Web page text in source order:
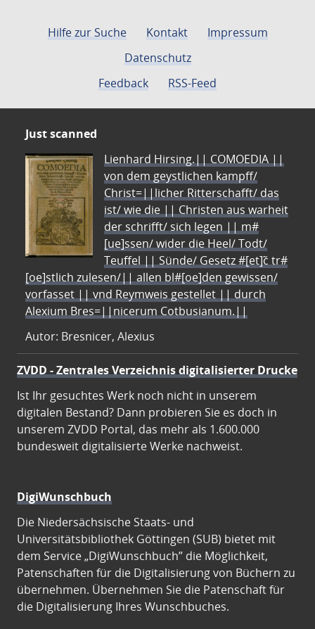
Hilfe zur Suche Kontakt
Impressum
Datenschutz
Feedback
RSS-Feed
Just scanned
Lienhard Hirsing.|| COMOEDIA ||
von dem geystlichen kampff/
Christ=||licher Ritterschafft/ das
ist/ wie die || Christen aus warheit
der schrifft/ sich legen || m#
[ue]ssen/ wider die Heel/ Todt/
Teuffel || Sünde/ Gesetz #[et]c̃ tr#
[oe]stlich zulesen/|| allen bl#[oe]den gewissen/
vorfasset || vnd Reymweis gestellet || durch
Alexium Bres=||nicerum Cotbusianum.||
Autor: Bresnicer, Alexius
ZVDD - Zentrales Verzeichnis digitalisierter Drucke
Ist Ihr gesuchtes Werk noch nicht in unserem
digitalen Bestand? Dann probieren Sie es doch in
unserem ZVDD Portal, das mehr als 1.600.000
bundesweit digitalisierte Werke nachweist.
DigiWunschbuch
Die Niedersächsische Staats- und
Universitätsbibliothek Göttingen (SUB) bietet mit
dem Service „DigiWunschbuch” die Möglichkeit,
Patenschaften für die Digitalisierung von Büchern zu
übernehmen. Übernehmen Sie die Patenschaft für
die Digitalisierung Ihres Wunschbuches.